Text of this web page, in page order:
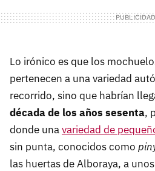
Lo irónico es que los
pertenecen a una variedad
recorrido, sino que habrían
década de los años sesenta,
donde unavariedad de
sin punta, conocidos como
las huertas de Alboraya, a